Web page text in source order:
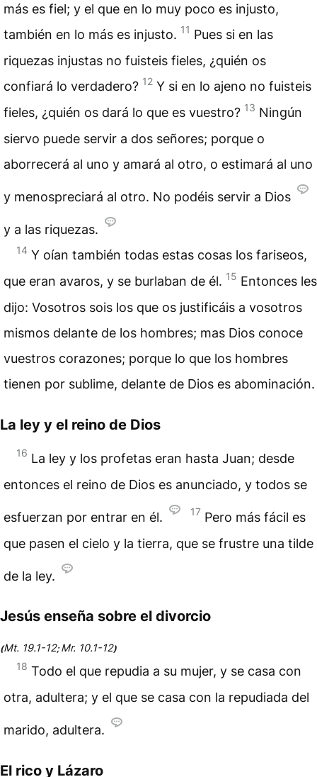
más es fiel; y el que en lo muy poco es injusto,
también en lo más es injusto. 11 Pues si en las
riquezas injustas no fuisteis fieles, ¿quién os
confiará lo verdadero? 12 Y si en lo ajeno no fuisteis
fieles, ¿quién os dará lo que es vuestro? 13 Ningún
siervo puede servir a dos señores; porque o
aborrecerá al uno y amará al otro, o estimará al uno
y menospreciará al otro. No podéis servir a Dios
y a las riquezas.
14 Y oían también todas estas cosas los fariseos,
que eran avaros, y se burlaban de él. 15 Entonces les
dijo: Vosotros sois los que os justificáis a vosotros
mismos delante de los hombres; mas Dios conoce
vuestros corazones; porque lo que los hombres
tienen por sublime, delante de Dios es abominación.
La ley y el reino de Dios
16 La ley y los profetas eran hasta Juan; desde
entonces el reino de Dios es anunciado, y todos se
esfuerzan por entrar en él. 17 Pero más fácil es
que pasen el cielo y la tierra, que se frustre una tilde
de la ley.
Jesús enseña sobre el divorcio
(Mt. 19.1-12;Mr. 10.1-12)
18 Todo el que repudia a su mujer, y se casa con
otra, adultera; y el que se casa con la repudiada del
marido, adultera.
El rico y Lázaro